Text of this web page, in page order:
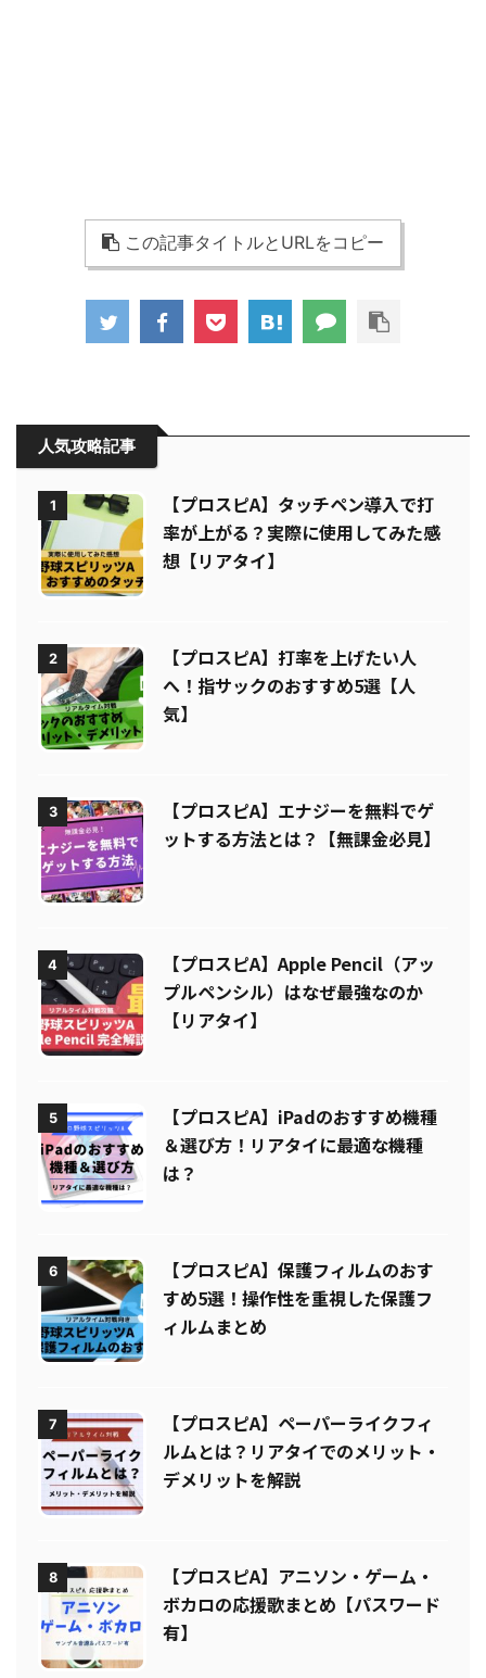
人気攻略記事
1
【プロスピA】タッチペン導入で打
率が上がる？実際に使用してみた感
2
【プロスピA】打率を上げたい人
へ！指サックのおすすめ5選【人
3
【プロスピA】エナジーを無料でゲ
4
【プロスピA】Apple Pencil（アッ
プルペンシル）はなぜ最強なのか
5
【プロスピA】iPadのおすすめ機種
＆選び方！リアタイに最適な機種
6
【プロスピA】保護フィルムのおす
すめ5選！操作性を重視した保護フ
7
【プロスピA】ペーパーライクフィ
ルムとは？リアタイでのメリット・
8
【プロスピA】アニソン・ゲーム・
ボカロの応援歌まとめ【パスワード